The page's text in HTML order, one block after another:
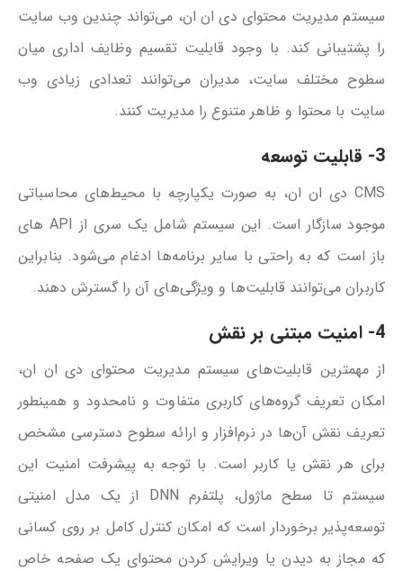
سیستم مدیریت محتوای دی ان ان، می‌تواند چندین وب سایت
را پشتیبانی کند. با وجود قابلیت تقسیم وظایف اداری میان
سطوح مختلف سایت، مدیران می‌توانند تعدادی زیادی وب
سایت با محتوا و ظاهر متنوع را مدیریت کنند.
3- قابلیت توسعه
CMS دی ان ان، به صورت یکپارچه با محیط‌های محاسباتی
موجود سازگار است. این سیستم شامل یک سری از API های
باز است که به راحتی با سایر برنامه‌ها ادغام می‌شود. بنابراین
کاربران می‌توانند قابلیت‌ها و ویژگی‌های آن را گسترش دهند.
4- امنیت مبتنی بر نقش
از مهمترین قابلیت‌های سیستم مدیریت محتوای دی ان ان،
امکان تعریف گروه‌های کاربری متفاوت و نامحدود و همینطور
تعریف نقش آن‌ها در نرم‌افزار و ارائه سطوح دسترسی مشخص
برای هر نقش یا کاربر است. با توجه به پیشرفت امنیت این
سیستم تا سطح ماژول، پلتفرم‌ DNN از یک مدل امنیتی
توسعه‌پذیر برخوردار است که امکان کنترل کامل بر روی کسانی
که مجاز به دیدن یا ویرایش کردن محتوای یک صفحه‌ خاص